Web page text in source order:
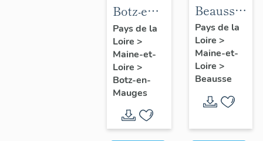
Botz-en-
Mauges :
présentation
de la
commune
Pays de la
Loire >
Maine-et-
Loire >
Botz-en-
Mauges
Beausse :
de la
commune
Pays de la
Loire >
Maine-et-
Loire >
Beausse